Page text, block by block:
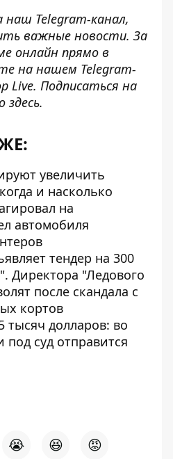
наш Telegram-канал,
важные новости. За
онлайн прямо в
на нашем Telegram-
Live. Подписаться на
здесь.
увеличить
и насколько
на
автомобиля
тендер на 300
Директора "Ледового
после скандала с
кортов
тысяч долларов: во
суд отправится
😭 😆 😡